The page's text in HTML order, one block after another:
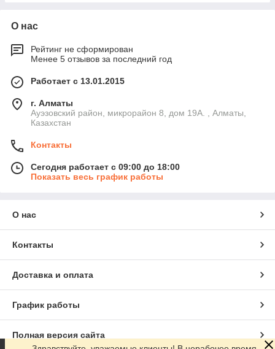
О нас
Рейтинг не сформирован
Менее 5 отзывов за последний год
Работает с 13.01.2015
г. Алматы
Ауэзовский район, микрорайон 8, дом 19А. , Алматы,
Казахстан
Контакты
Сегодня работает с 09:00 до 18:00
Показать весь график работы
О нас
Контакты
Доставка и оплата
График работы
Полная версия сайта